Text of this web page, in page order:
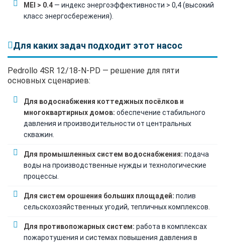
MEI > 0.4 — индекс энергоэффективности > 0,4 (высокий
класс энергосбережения).
Для каких задач подходит этот насос
Pedrollo 4SR 12/18-N-PD — решение для пяти
основных сценариев:
Для водоснабжения коттеджных посёлков и
многоквартирных домов: обеспечение стабильного
давления и производительности от центральных
скважин.
Для промышленных систем водоснабжения: подача
воды на производственные нужды и технологические
процессы.
Для систем орошения больших площадей: полив
сельскохозяйственных угодий, тепличных комплексов.
Для противопожарных систем: работа в комплексах
пожаротушения и системах повышения давления в